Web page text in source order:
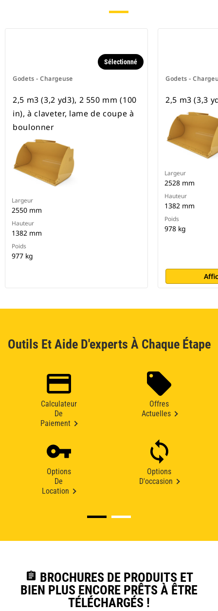
Godets - Chargeuse
Sélectionné
2,5 m3 (3,2 yd3), 2 550 mm (100
in), à claveter, lame de coupe à
boulonner
Largeur
2550 mm
Hauteur
1382 mm
Poids
977 kg
Godets -
2,5 m3 (3,3
Largeur
2528 mm
Hauteur
1382 mm
Poids
978 kg
Outils Et Aide D'experts À Chaque Étape
Calculateur
De
Paiement
Offres
Actuelles
Options
De
Location
Options
D'occasion
assignment BROCHURES DE PRODUITS ET
BIEN PLUS ENCORE PRÊTS À ÊTRE
TÉLÉCHARGÉS !